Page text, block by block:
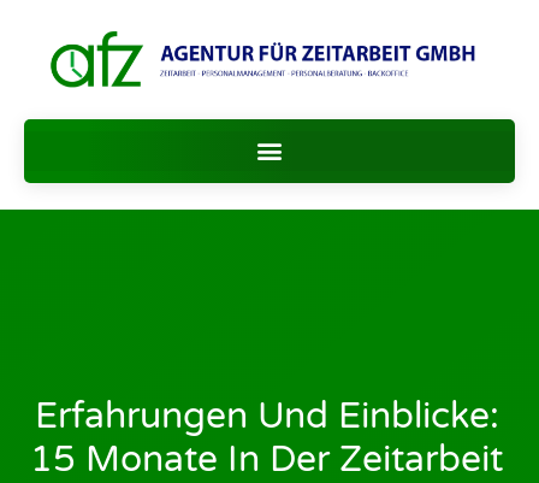
Erfahrungen Und Einblicke:
15 Monate In Der Zeitarbeit